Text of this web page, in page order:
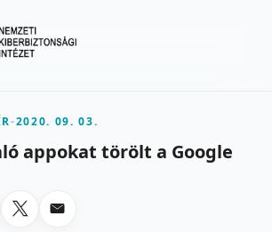
-2020. 09. 03.
appokat törölt a Google
Facebookon
LinkedInen
Megosztas X-en
Megosztas emailben